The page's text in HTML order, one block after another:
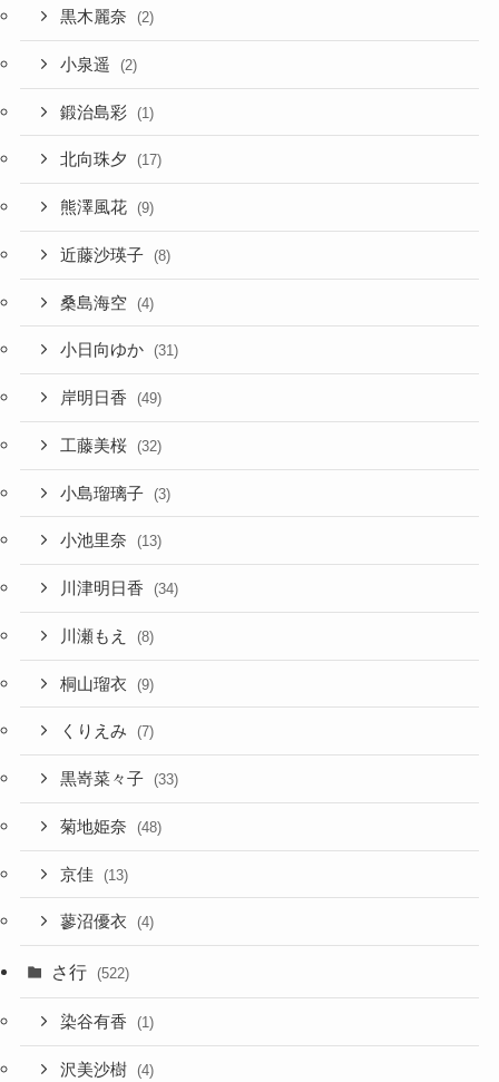
黒木麗奈 (2)
小泉遥 (2)
鍛治島彩 (1)
北向珠夕 (17)
熊澤風花 (9)
近藤沙瑛子 (8)
桑島海空 (4)
小日向ゆか (31)
岸明日香 (49)
工藤美桜 (32)
小島瑠璃子 (3)
小池里奈 (13)
川津明日香 (34)
川瀬もえ (8)
桐山瑠衣 (9)
くりえみ (7)
黒嵜菜々子 (33)
菊地姫奈 (48)
京佳 (13)
蓼沼優衣 (4)
さ行 (522)
染谷有香 (1)
沢美沙樹 (4)